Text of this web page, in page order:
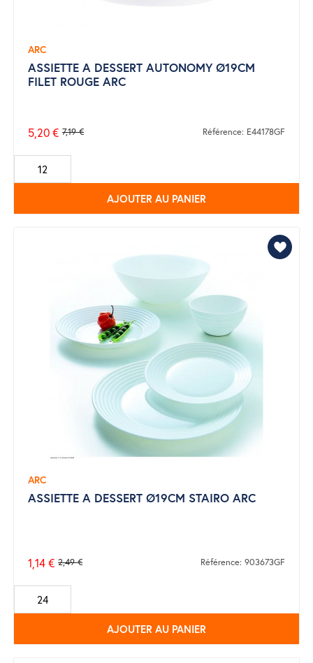
ARC
ASSIETTE A DESSERT AUTONOMY Ø19CM
FILET ROUGE ARC
Prix
de
base
7,19 €
5,20 € Référence: E44178GF
AJOUTER AU PANIER
ARC
ASSIETTE A DESSERT Ø19CM STAIRO ARC
Prix
de
base
2,49 €
1,14 € Référence: 903673GF
AJOUTER AU PANIER